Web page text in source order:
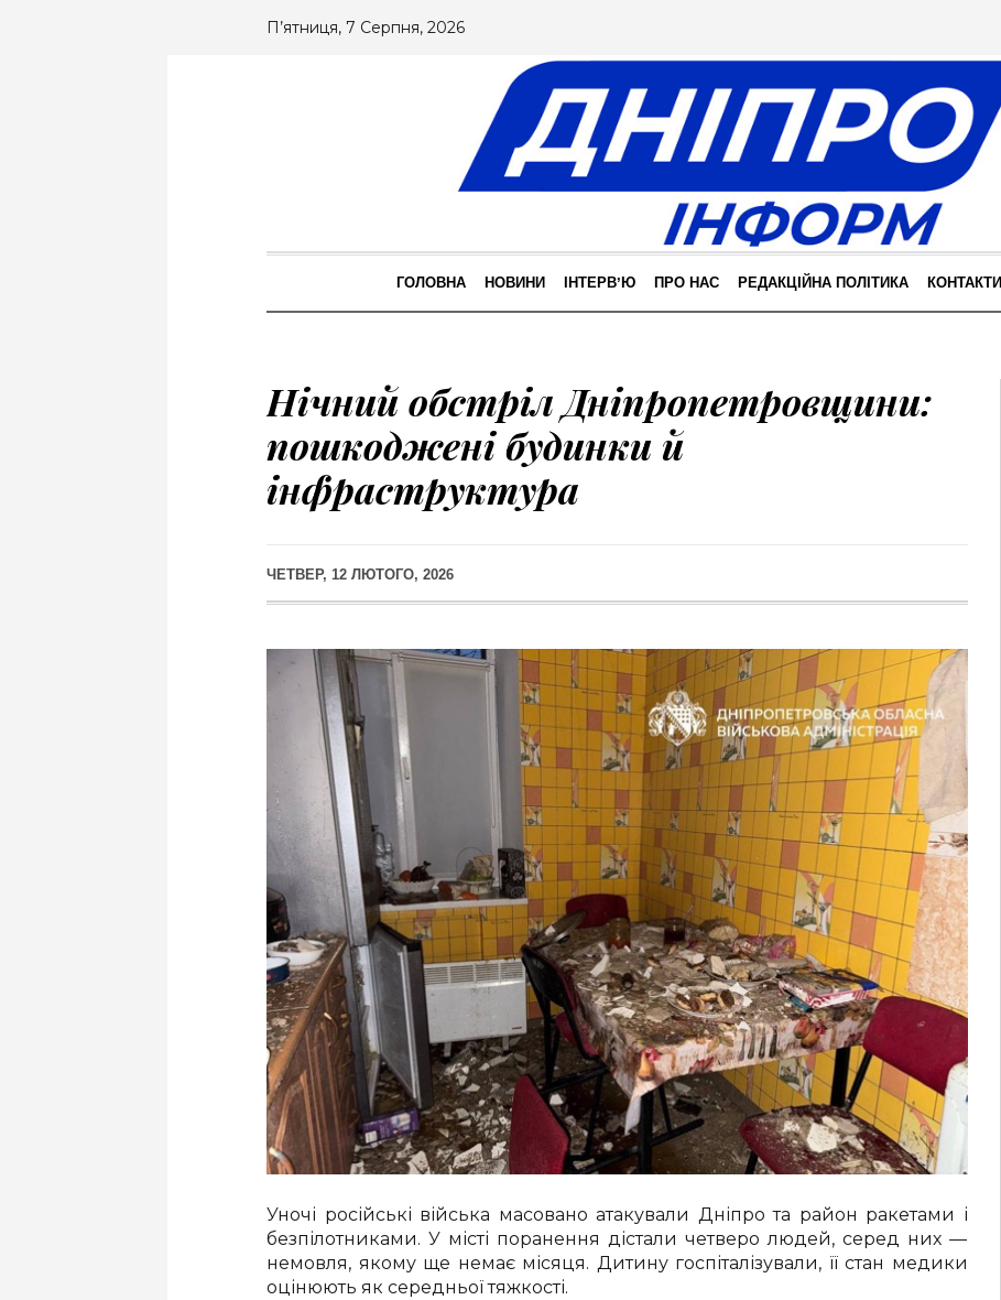
П’ятниця, 7 Серпня, 2026
ГОЛОВНА НОВИНИ ІНТЕРВʼЮ ПРО НАС РЕДАКЦІЙНА ПОЛІТИКА КОНТАКТИ
Нічний обстріл Дніпропетровщини:
пошкоджені будинки й
інфраструктура
ЧЕТВЕР, 12 ЛЮТОГО, 2026
Уночі російські війська масовано атакували Дніпро та район ракетами і
безпілотниками. У місті поранення дістали четверо людей, серед них —
немовля, якому ще немає місяця. Дитину госпіталізували, її стан медики
оцінюють як середньої тяжкості.